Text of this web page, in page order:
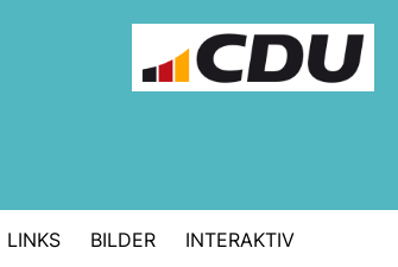
LINKS BILDER INTERAKTIV